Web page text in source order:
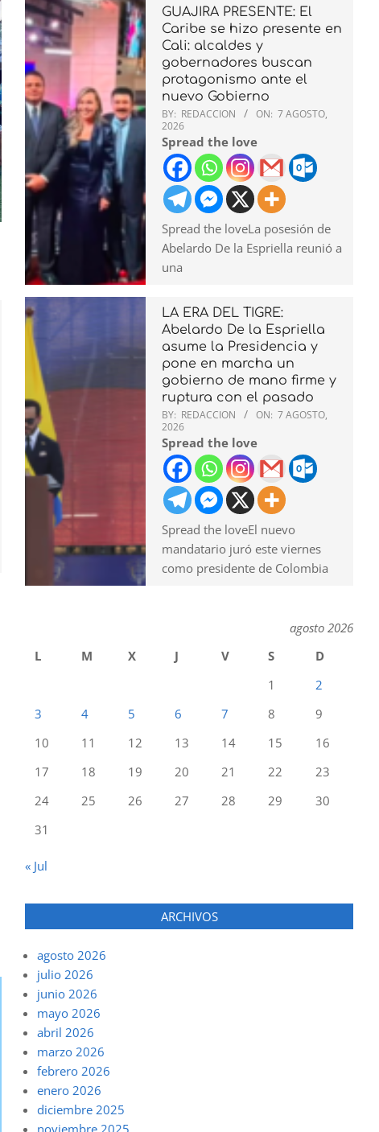
GUAJIRA PRESENTE: El
Caribe se hizo presente en
Cali: alcaldes y
gobernadores buscan
protagonismo ante el
nuevo Gobierno
BY: REDACCION ON: 7 AGOSTO,
2026
Spread the love
Spread the loveLa posesión de
Abelardo De la Espriella reunió a
una
LA ERA DEL TIGRE:
Abelardo De la Espriella
asume la Presidencia y
pone en marcha un
gobierno de mano firme y
ruptura con el pasado
BY: REDACCION ON: 7 AGOSTO,
2026
Spread the love
Spread the loveEl nuevo
mandatario juró este viernes
como presidente de Colombia
agosto 2026
L
M X J V S
D
1
2
3
4 5 6 7 8
9
10
11 12 13 14 15
16
17
18 19 20 21 22
23
24
25 26 27 28 29
30
31
« Jul
ARCHIVOS
agosto 2026
julio 2026
junio 2026
mayo 2026
abril 2026
marzo 2026
febrero 2026
enero 2026
diciembre 2025
noviembre 2025